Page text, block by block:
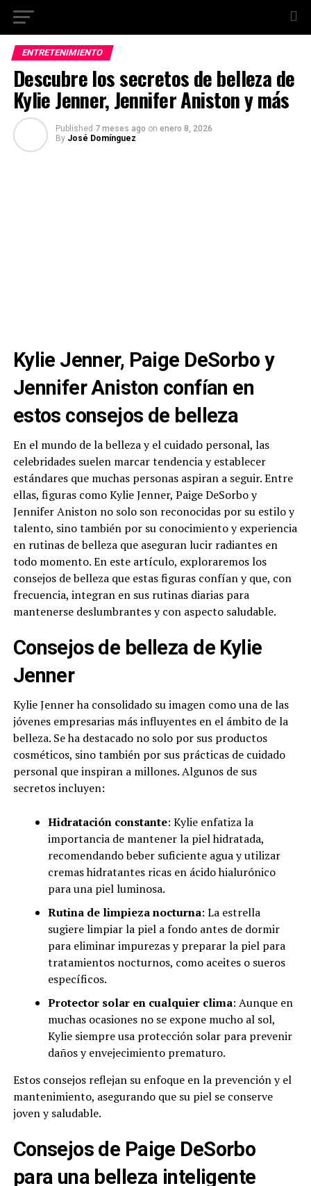
ENTRETENIMIENTO
Descubre los secretos de belleza de
Kylie Jenner, Jennifer Aniston y más
Published 7 meses ago on enero 8, 2026
By José Domínguez
Kylie Jenner, Paige DeSorbo y
Jennifer Aniston confían en
estos consejos de belleza
En el mundo de la belleza y el cuidado personal, las
celebridades suelen marcar tendencia y establecer
estándares que muchas personas aspiran a seguir. Entre
ellas, figuras como Kylie Jenner, Paige DeSorbo y
Jennifer Aniston no solo son reconocidas por su estilo y
talento, sino también por su conocimiento y experiencia
en rutinas de belleza que aseguran lucir radiantes en
todo momento. En este artículo, exploraremos los
consejos de belleza que estas figuras confían y que, con
frecuencia, integran en sus rutinas diarias para
mantenerse deslumbrantes y con aspecto saludable.
Consejos de belleza de Kylie
Jenner
Kylie Jenner ha consolidado su imagen como una de las
jóvenes empresarias más influyentes en el ámbito de la
belleza. Se ha destacado no solo por sus productos
cosméticos, sino también por sus prácticas de cuidado
personal que inspiran a millones. Algunos de sus
secretos incluyen:
Hidratación constante: Kylie enfatiza la
importancia de mantener la piel hidratada,
recomendando beber suficiente agua y utilizar
cremas hidratantes ricas en ácido hialurónico
para una piel luminosa.
Rutina de limpieza nocturna: La estrella
sugiere limpiar la piel a fondo antes de dormir
para eliminar impurezas y preparar la piel para
tratamientos nocturnos, como aceites o sueros
específicos.
Protector solar en cualquier clima: Aunque en
muchas ocasiones no se expone mucho al sol,
Kylie siempre usa protección solar para prevenir
daños y envejecimiento prematuro.
Estos consejos reflejan su enfoque en la prevención y el
mantenimiento, asegurando que su piel se conserve
joven y saludable.
Consejos de Paige DeSorbo
para una belleza inteligente